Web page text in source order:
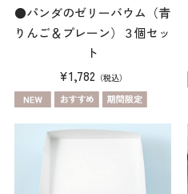
●パンダのゼリーバウム（青
りんご＆プレーン）３個セッ
ト
¥1,782 （税込）